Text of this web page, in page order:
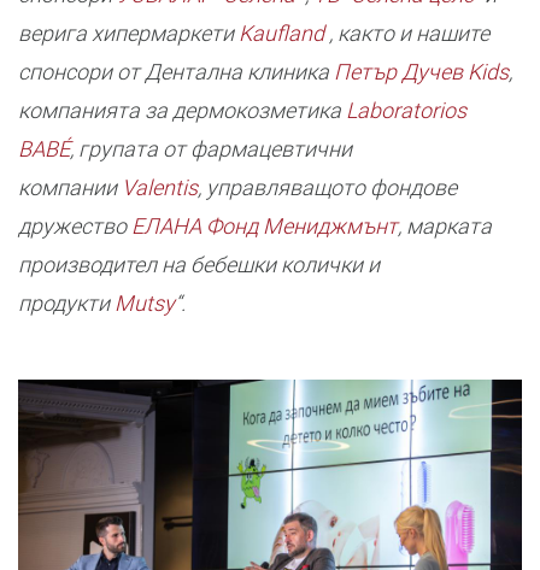
верига хипермаркети Kaufland, както и нашите
спонсори от Дентална клиника Петър Дучев Kids,
компанията за дермокозметика Laboratorios
BABÉ, групата от фармацевтични
компании Valentis, управляващото фондове
дружество ЕЛАНА Фонд Мениджмънт, марката
производител на бебешки колички и
продукти Mutsy“.